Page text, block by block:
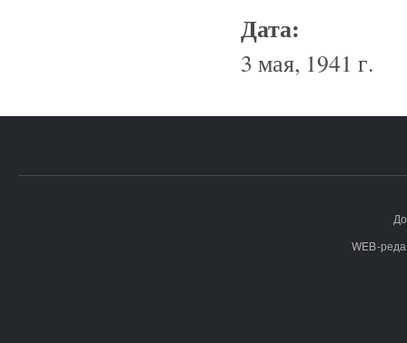
Дата:
3 мая, 1941 г.
WEB-